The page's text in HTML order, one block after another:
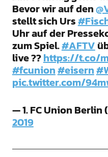
Bevor wir auf den
stellt sich Urs
Uhr auf der
zum Spiel.#AFTV
live ??https://t.co/
#fcunion#eisern
pic.twitter.com/
— 1. FC Union
2019